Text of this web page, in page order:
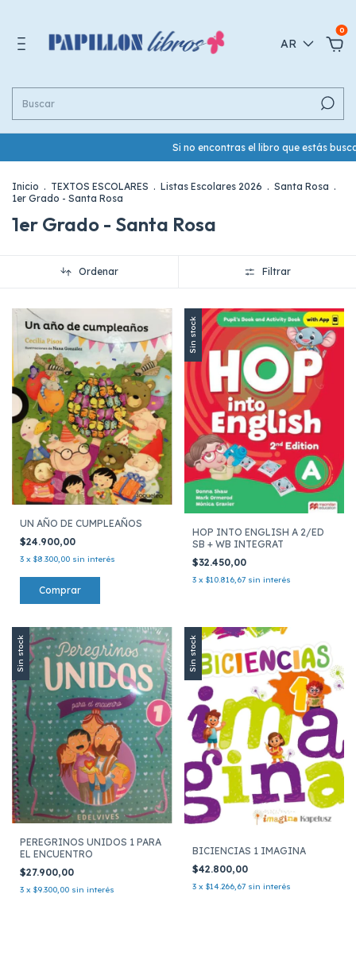
AR
0
Si no encontras el libro que estás
Inicio . TEXTOS ESCOLARES . Listas Escolares 2026 . Santa Rosa .
1er Grado - Santa Rosa
1er Grado - Santa Rosa
Ordenar Filtrar
UN AÑO DE CUMPLEAÑOS
$24.900,00
3 x $8.300,00 sin interés
Sin stock
HOP INTO ENGLISH A 2/ED
SB + WB INTEGRAT
$32.450,00
3 x $10.816,67 sin interés
Sin stock
PEREGRINOS UNIDOS 1 PARA
EL ENCUENTRO
$27.900,00
3 x $9.300,00 sin interés
Sin stock
BICIENCIAS 1 IMAGINA
$42.800,00
3 x $14.266,67 sin interés